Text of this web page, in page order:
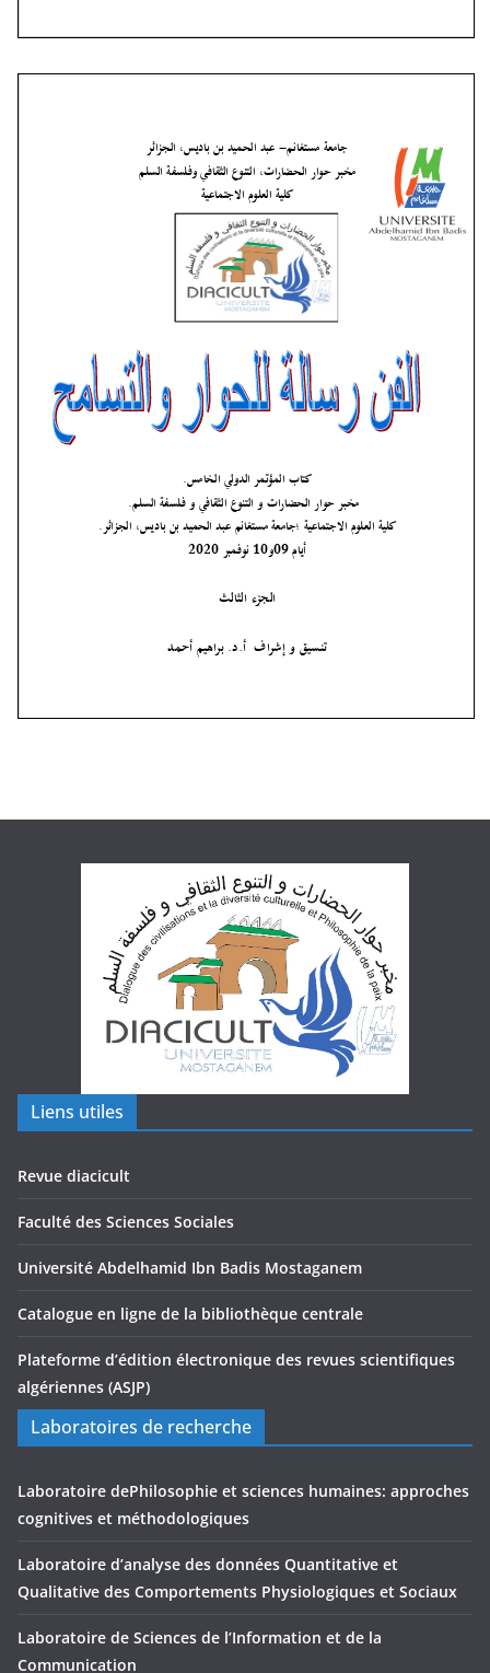
Liens utiles
Revue diacicult
Faculté des Sciences Sociales
Université Abdelhamid Ibn Badis Mostaganem
Catalogue en ligne de la bibliothèque centrale
Plateforme d’édition électronique des revues scientifiques
algériennes (ASJP)
Laboratoires de recherche
Laboratoire dePhilosophie et sciences humaines: approches
cognitives et méthodologiques
Laboratoire d’analyse des données Quantitative et
Qualitative des Comportements Physiologiques et Sociaux
Laboratoire de Sciences de l’Information et de la
Communication